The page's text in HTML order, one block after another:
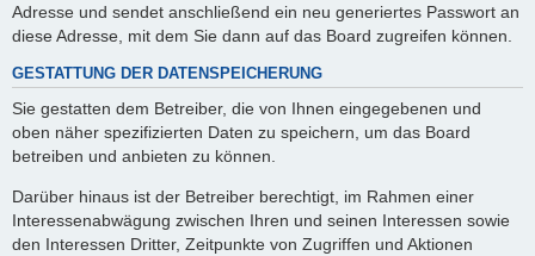
Adresse und sendet anschließend ein neu generiertes Passwort an
diese Adresse, mit dem Sie dann auf das Board zugreifen können.
GESTATTUNG DER DATENSPEICHERUNG
Sie gestatten dem Betreiber, die von Ihnen eingegebenen und
oben näher spezifizierten Daten zu speichern, um das Board
betreiben und anbieten zu können.
Darüber hinaus ist der Betreiber berechtigt, im Rahmen einer
Interessenabwägung zwischen Ihren und seinen Interessen sowie
den Interessen Dritter, Zeitpunkte von Zugriffen und Aktionen